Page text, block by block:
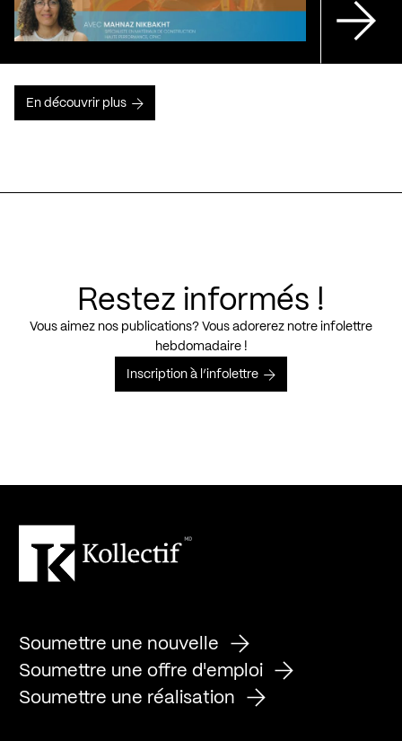
En découvrir plus
Restez informés !
Vous aimez nos publications? Vous adorerez notre infolettre
hebdomadaire !
Inscription à l’infolettre
Soumettre une nouvelle
Soumettre une offre d'emploi
Soumettre une réalisation